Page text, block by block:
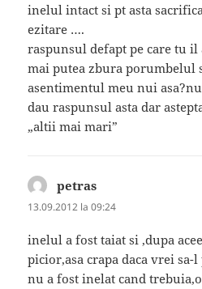
inelul intact si pt asta
ezitare ….
raspunsul defapt pe care tu il
mai putea zbura porumbelul
asentimentul meu nui
dau raspunsul asta dar
„altii mai mari”
petras
13.09.2012 la 09:24
inelul a fost taiat si ,dupa
picior,asa crapa daca vrei
nu a fost inelat cand